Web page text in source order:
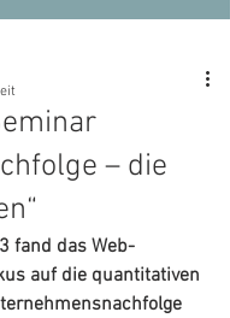
– die
fand das Web-
auf die quantitativen